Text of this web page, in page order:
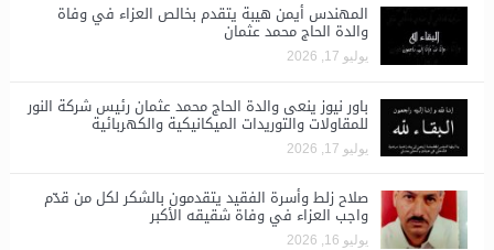
المهندس أيمن هيبة يتقدم بخالص العزاء في وفاة
والدة الحاج محمد عثمان
يوليو 17, 2026
باور نيوز ينعى والدة الحاج محمد عثمان رئيس شركة النور
للمقاولات والتوريدات الميكانيكية والكهربائية
يوليو 17, 2026
صلاح زلط وأسرة الفقيد يتقدمون بالشكر لكل من قدّم
واجب العزاء في وفاة شقيقه الأكبر
يوليو 16, 2026